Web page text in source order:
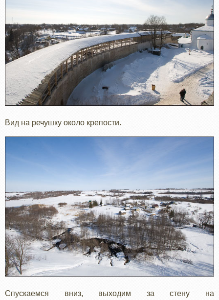
Вид на речушку около крепости.
Спускаемся вниз, выходим за стену на